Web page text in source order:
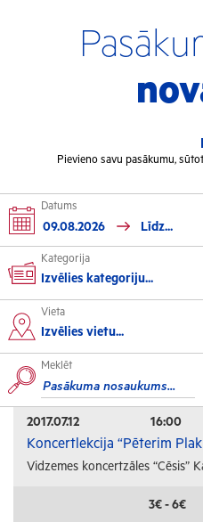
Pievieno savu pasākumu,
Datums
Kategorija
Izvēlies kategoriju...
Kultūra
Izstādes
Koncerti
Izrādes
Festivāli un svētki
Kino
Vieta
Izvēlies vietu...
Meklēt
2017.07.12 16:00
Koncertlekcija “Pēterim
Vidzemes koncertzāles “Cēsis”
3€ - 6€